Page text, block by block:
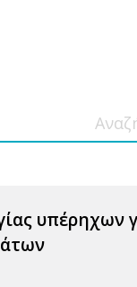
υπέρηχων